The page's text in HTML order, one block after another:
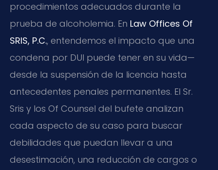
procedimientos adecuados durante la
prueba de alcoholemia. En Law Offices Of
SRIS, P.C., entendemos el impacto que una
condena por DUI puede tener en su vida—
desde la suspensión de la licencia hasta
antecedentes penales permanentes. El Sr.
Sris y los Of Counsel del bufete analizan
cada aspecto de su caso para buscar
debilidades que puedan llevar a una
desestimación, una reducción de cargos o